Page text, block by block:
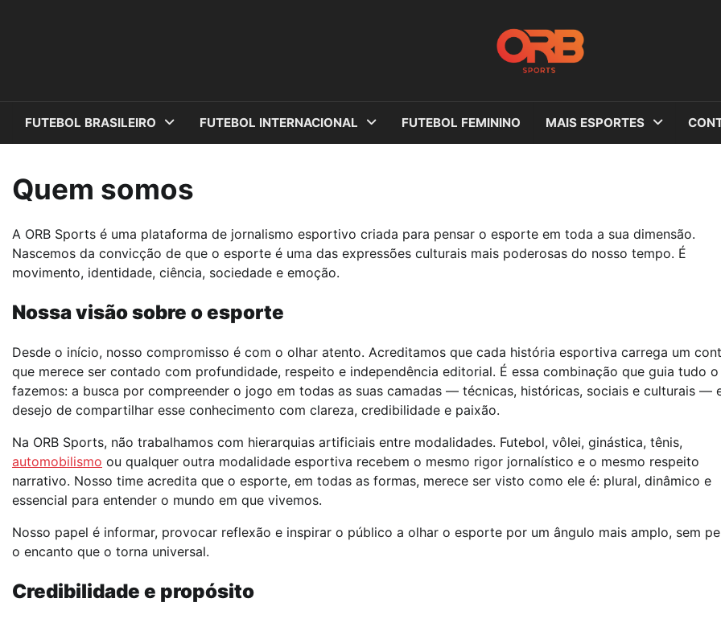
FUTEBOL BRASILEIRO FUTEBOL INTERNACIONAL FUTEBOL FEMININO MAIS ESPORTES
Quem somos
A ORB Sports é uma plataforma de jornalismo esportivo criada para pensar o esporte em toda a sua dimensão.
Nascemos da convicção de que o esporte é uma das expressões culturais mais poderosas do nosso tempo. É
movimento, identidade, ciência, sociedade e emoção.
Nossa visão sobre o esporte
Desde o início, nosso compromisso é com o olhar atento. Acreditamos que cada história esportiva carrega um
que merece ser contado com profundidade, respeito e independência editorial. É essa combinação que guia tudo
fazemos: a busca por compreender o jogo em todas as suas camadas — técnicas, históricas, sociais e culturais —
desejo de compartilhar esse conhecimento com clareza, credibilidade e paixão.
Na ORB Sports, não trabalhamos com hierarquias artificiais entre modalidades. Futebol, vôlei, ginástica, tênis,
automobilismo ou qualquer outra modalidade esportiva recebem o mesmo rigor jornalístico e o mesmo respeito
narrativo. Nosso time acredita que o esporte, em todas as formas, merece ser visto como ele é: plural, dinâmico e
essencial para entender o mundo em que vivemos.
Nosso papel é informar, provocar reflexão e inspirar o público a olhar o esporte por um ângulo mais amplo, sem
o encanto que o torna universal.
Credibilidade e propósito